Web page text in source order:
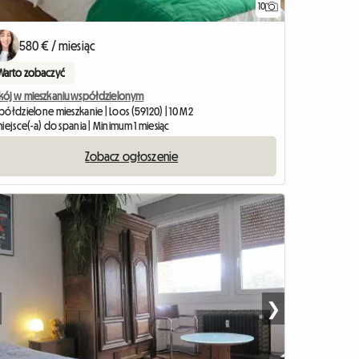
10
580 € / miesiąc
zobaczyć
w mieszkaniu współdzielonym
mieszkanie | Loos (59120) | 10 M2
a) do spania | Minimum 1 miesiąc
Zobacz ogłoszenie
❯